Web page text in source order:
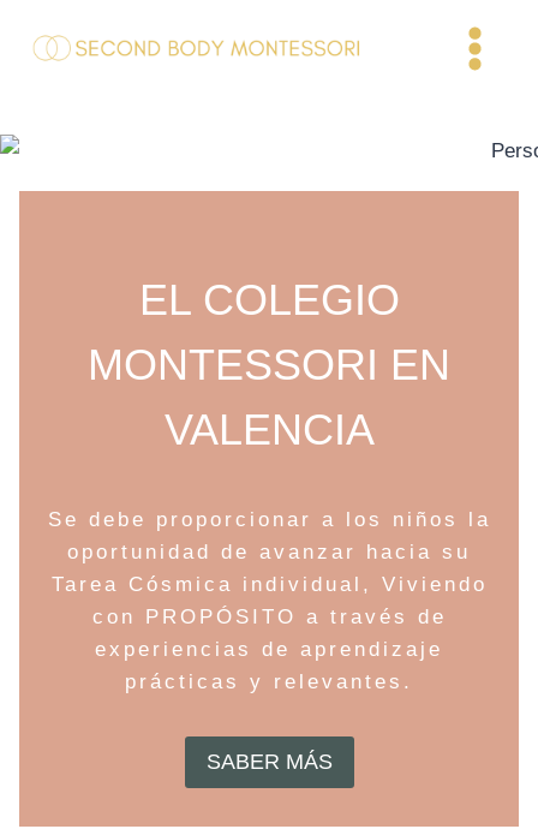
EL COLEGIO
MONTESSORI EN
VALENCIA
Se debe proporcionar a los niños la
oportunidad de avanzar hacia su
Tarea Cósmica individual, Viviendo
con PROPÓSITO a través de
experiencias de aprendizaje
prácticas y relevantes.
SABER MÁS